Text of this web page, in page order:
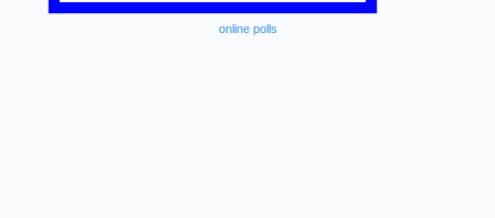
online polls